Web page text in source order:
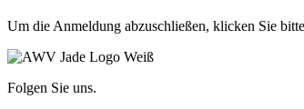
Um die Anmeldung abzuschließen, klicken Sie
Folgen Sie uns.